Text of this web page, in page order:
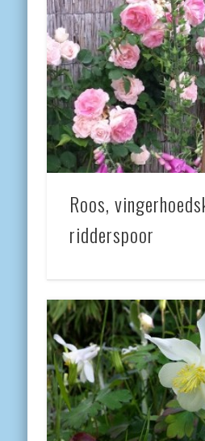
Roos,
ridderspoor